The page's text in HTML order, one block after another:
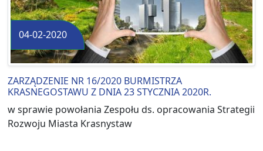
04-02-2020
ZARZĄDZENIE NR 16/2020 BURMISTRZA
KRASNEGOSTAWU Z DNIA 23 STYCZNIA 2020R.
w sprawie powołania Zespołu ds. opracowania Strategii
Rozwoju Miasta Krasnystaw